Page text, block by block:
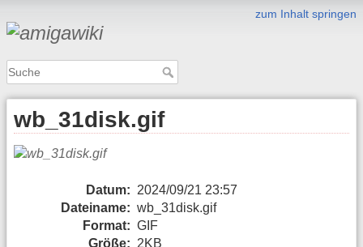
zum Inhalt springen
wb_31disk.gif
Datum: 2024/09/21 23:57
Dateiname: wb_31disk.gif
Format: GIF
Größe: 2KB